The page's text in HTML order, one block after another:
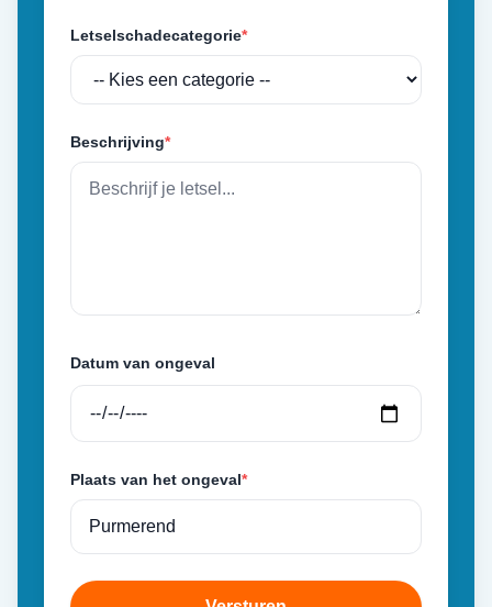
Letselschadecategorie*
Beschrijving*
Datum van ongeval
Plaats van het ongeval*